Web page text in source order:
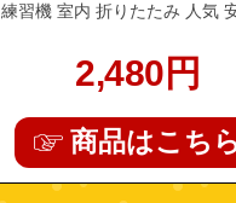
練習機 室内 折りたたみ 人気
2,480 円
商品はこち